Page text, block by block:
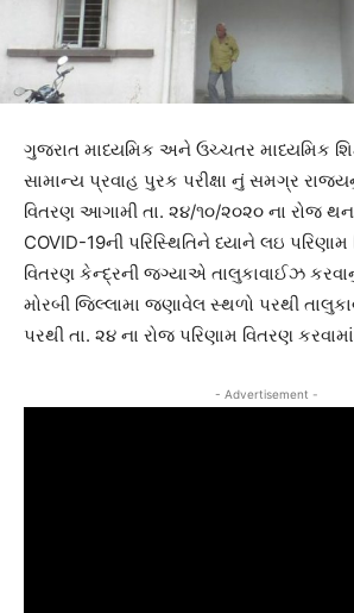
ગુજરાત માધ્યમિક અને ઉચ્ચતર માધ્યમિક
સામાન્ય પ્રવાહ પુરક પરીક્ષા નું સમગ્ર
વિતરણ આગામી તા. ૨૪/૧૦/૨૦૨૦ ના રોજ
COVID-19ની પરિસ્થિતિને ધ્યાને લઇ
વિતરણ કેન્દ્રની જગ્યાએ તાલુકાવાઈઝ
મોરબી જિલ્લામા જણાવેલ સ્થળો પરથી
પરથી તા. ૨૪ ના રોજ પરિણામ વિતરણ
- Advertisement -